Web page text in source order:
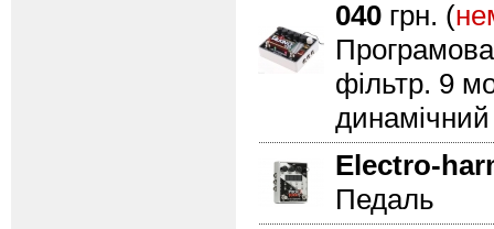
040 грн. (
фільтр. 9
Electro-
Педаль